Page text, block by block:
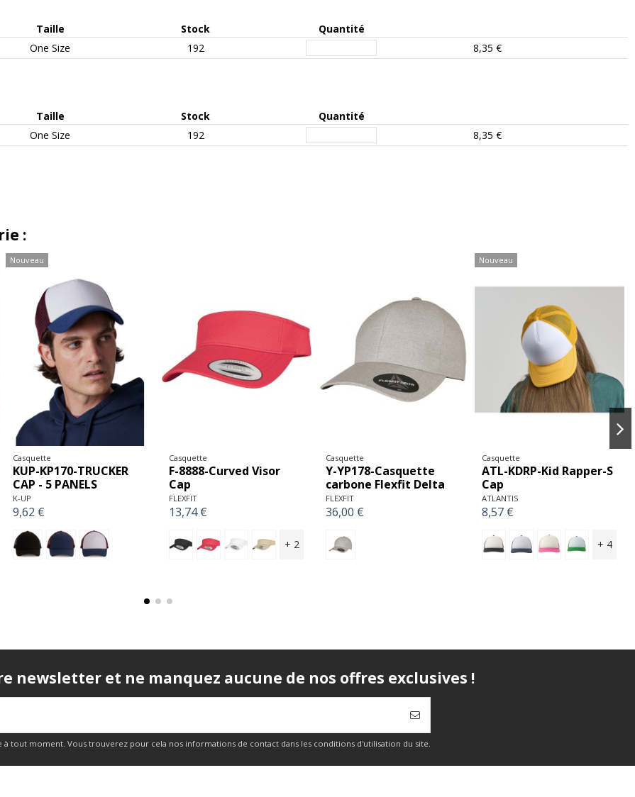
Taille Stock Quantité
One Size 192 8,35 €
Taille Stock Quantité
One Size 192 8,35 €
:
Casquette
B-B624-Newsboy Cap
BEECHFIELD
11,56 €
Casquette
F-6245CM-Low Profile
Cotton Twill
FLEXFIT
17,06 €
+ 11
Casquette
Y-YP023-Casquette
trucker rétro
FLEXFIT
14,40 €
Casquette
Y-YP242-Casquette de
jockey en polaire
(7005PF)
FLEXFIT
newsletter et ne manquez aucune de nos offres exclusives !
à tout moment. Vous trouverez pour cela nos informations de contact dans les conditions d'utilisation du site.